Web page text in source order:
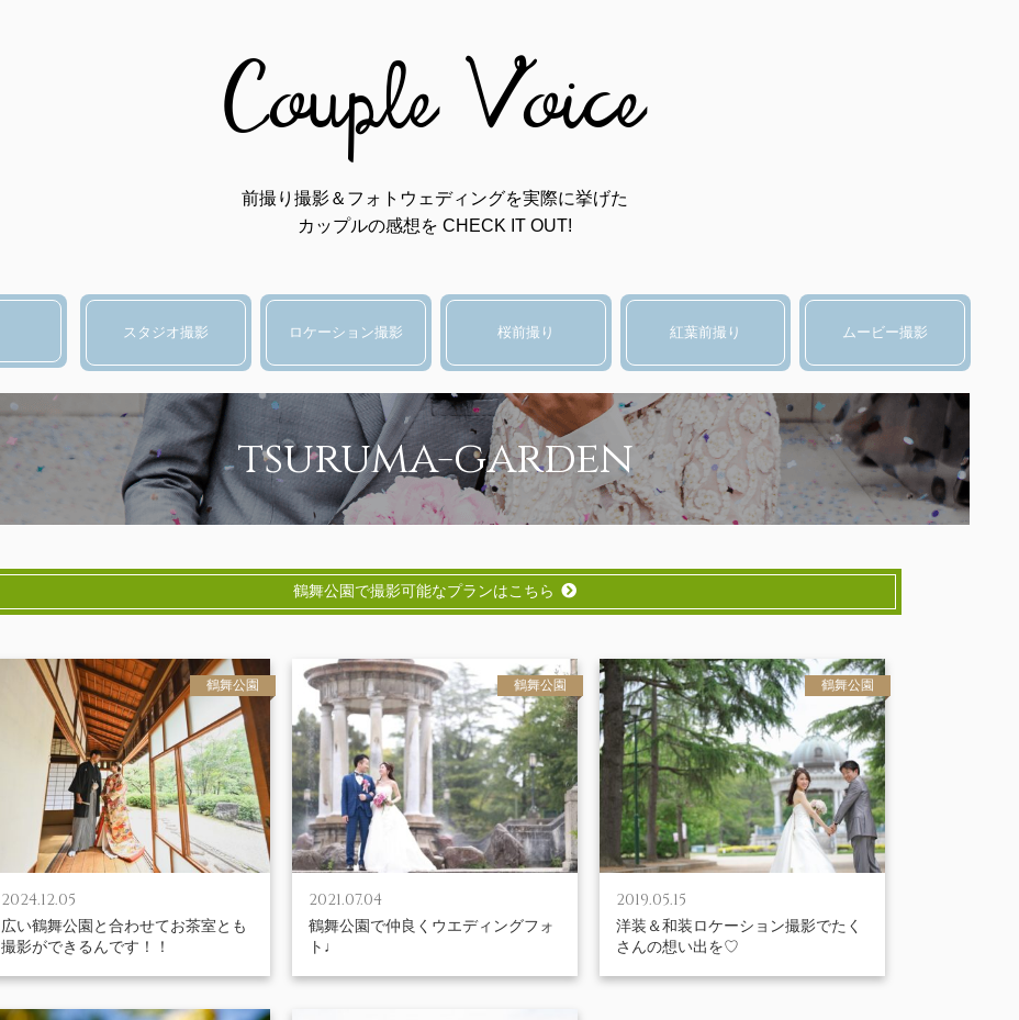
Couple Voice
前撮り撮影＆フォトウェディングを実際に挙げた
カップルの感想を CHECK IT OUT!
スタジオ撮影 ロケーション撮影 桜前撮り 紅葉前撮り ムービー撮影
tsuruma-garden
鶴舞公園で撮影可能なプランはこちら
2024.12.05
広い鶴舞公園と合わせてお茶室とも
撮影ができるんです！！
鶴舞公園
2021.07.04
鶴舞公園で仲良くウエディングフォ
ト♩
鶴舞公園
2019.05.15
洋装＆和装ロケーション撮影でたく
さんの想い出を♡
鶴舞公園